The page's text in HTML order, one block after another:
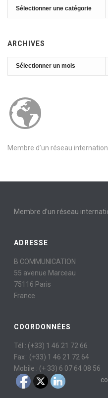
Catégories
ARCHIVES
Archives
Membre d’un réseau
Membre d’un réseau
ADRESSE
B COMMUNICATION
55 avenue Marceau
75116 Paris
France
COORDONNÉES
Tél : (+33) 1 46 21 72 66
Fax : (+33) 1 46 21 72 64
Mobile : (+ 33) 6 07 64 08 56